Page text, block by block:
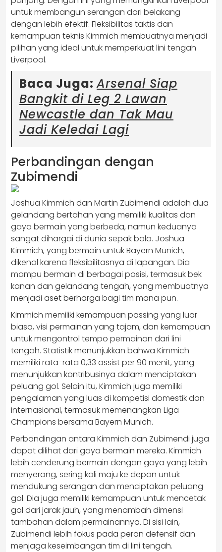
untuk membangun serangan dari belakang
dengan lebih efektif. Fleksibilitas taktis dan
kemampuan teknis Kimmich membuatnya menjadi
pilihan yang ideal untuk memperkuat lini tengah
Liverpool.
Baca Juga:Arsenal Siap
Bangkit di Leg 2 Lawan
Newcastle dan Tak Mau
Jadi Keledai Lagi
Perbandingan dengan
Zubimendi
Joshua Kimmich dan Martin Zubimendi adalah dua
gelandang bertahan yang memiliki kualitas dan
gaya bermain yang berbeda, namun keduanya
sangat dihargai di dunia sepak bola. Joshua
Kimmich, yang bermain untuk Bayern Munich,
dikenal karena fleksibilitasnya di lapangan. Dia
mampu bermain di berbagai posisi, termasuk bek
kanan dan gelandang tengah, yang membuatnya
menjadi aset berharga bagi tim mana pun.
Kimmich memiliki kemampuan passing yang luar
biasa, visi permainan yang tajam, dan kemampuan
untuk mengontrol tempo permainan dari lini
tengah. Statistik menunjukkan bahwa Kimmich
memiliki rata-rata 0,33 assist per 90 menit, yang
menunjukkan kontribusinya dalam menciptakan
peluang gol. Selain itu, Kimmich juga memiliki
pengalaman yang luas di kompetisi domestik dan
internasional, termasuk memenangkan Liga
Champions bersama Bayern Munich.
Perbandingan antara Kimmich dan Zubimendi juga
dapat dilihat dari gaya bermain mereka. Kimmich
lebih cenderung bermain dengan gaya yang lebih
menyerang, sering kali maju ke depan untuk
mendukung serangan dan menciptakan peluang
gol. Dia juga memiliki kemampuan untuk mencetak
gol dari jarak jauh, yang menambah dimensi
tambahan dalam permainannya. Di sisi lain,
Zubimendi lebih fokus pada peran defensif dan
menjaga keseimbangan tim di lini tengah.